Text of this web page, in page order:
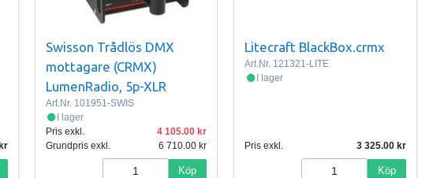
Swisson Trådlös DMX
mottagare (CRMX)
LumenRadio, 5p-XLR
Art.Nr. 101951-SWIS
I lager
Pris exkl.
4 105.00
Grundpris exkl.
6 710.00
Köp
Litecraft BlackBox.crmx
Art.Nr. 121321-LITE
I lager
Pris exkl. 3 325.00
Köp